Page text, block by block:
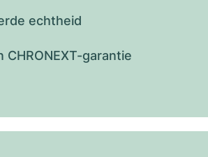
echtheid
CHRONEXT-garantie